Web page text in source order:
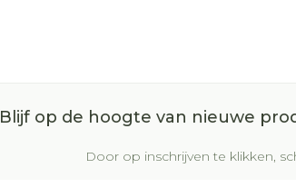
Blijf op de hoogte van nieuwe
Door op inschrijven te klikken,